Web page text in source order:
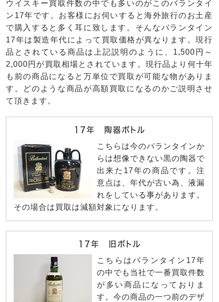
ウイスキー買取件数の中でも多いのがこのバランタイ
ン17年です。お客様にお伺いすると海外旅行のお土産
で購入すると多く耳に致します。そんなバランタイン
17年は製造年代によって買取価格が異なります。現行
品とされている商品は上記説明のように、1,500円～
2,000円が買取相場とされています。現行品より何十年
も前の商品になると万単位で買取が可能な物がありま
す。どのような商品が高額買取になるのかご説明させ
て頂きます。
17年 陶器ボトル
こちらは今のバランタインか
らは想像できない黒の陶器で
出来た17年の商品です。注
意点は、年代が古い為、液漏
れをしている事があります。
その場合は買取は減額対象になります。
17年 旧ボトル
こちらはバランタイン17年
の中でも当社で一番買取件数
が多い商品になっておりま
す。今の商品の一つ前のデザ